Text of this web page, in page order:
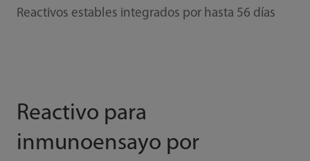
Reactivos estables integrados por hasta 56 días
Reactivo para
inmunoensayo por